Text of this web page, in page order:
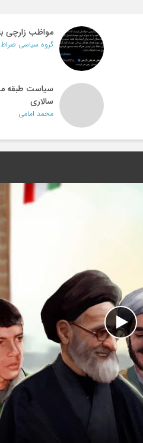
مواظب زارچی
گروه سیاسی صراط
سیاست طبقه
سالاری
محمد امامی